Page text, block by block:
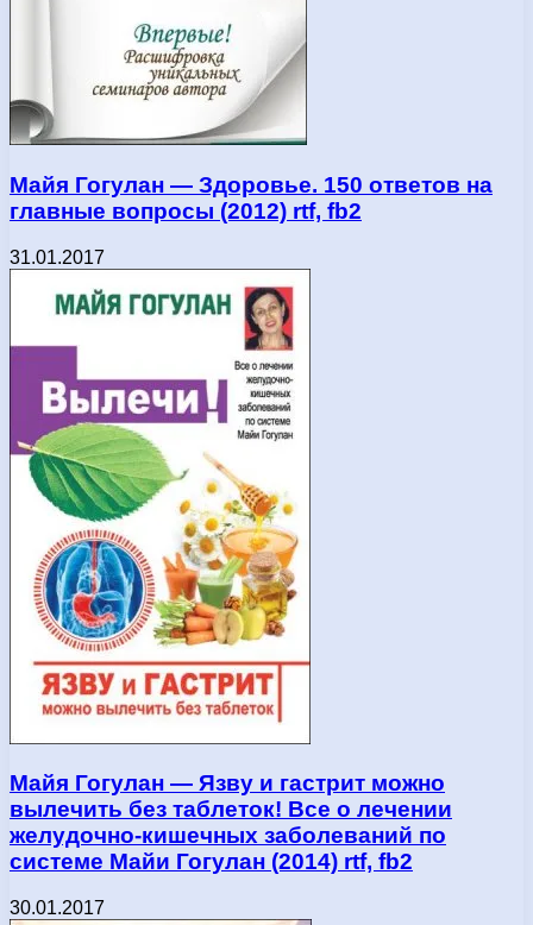
Майя Гогулан — Здоровье. 150 ответов на
главные вопросы (2012) rtf, fb2
31.01.2017
Майя Гогулан — Язву и гастрит можно
вылечить без таблеток! Все о лечении
желудочно-кишечных заболеваний по
системе Майи Гогулан (2014) rtf, fb2
30.01.2017